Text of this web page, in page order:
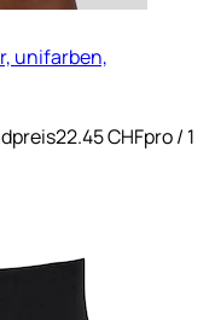
unifarben,
22.45 CHFpro/ 1